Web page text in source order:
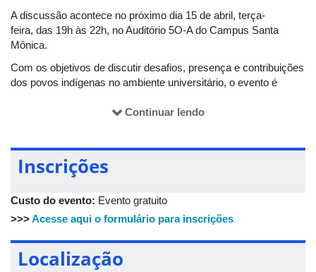
A discussão acontece no próximo dia 15 de abril, terça-
feira, das 19h às 22h, no Auditório 5O-A do Campus Santa
Mônica.
Com os objetivos de discutir desafios, presença e contribuições
dos povos indígenas no ambiente universitário, o evento é
Para mais infomações, acesse o perfil no
Continuar lendo
Inscrições
Custo do evento: Evento gratuito
>>>Acesse aqui o formulário para inscrições
Localização